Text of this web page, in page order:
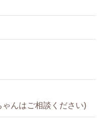
んはご相談ください)